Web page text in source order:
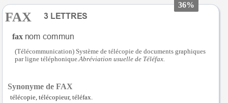
36%
FAX
fax
(Télécommunication) Système de télécopie de documents graphiques
par ligne téléphonique. Abréviation usuelle de Téléfax.
Synonyme de FAX
télécopie, télécopieur, téléfax.